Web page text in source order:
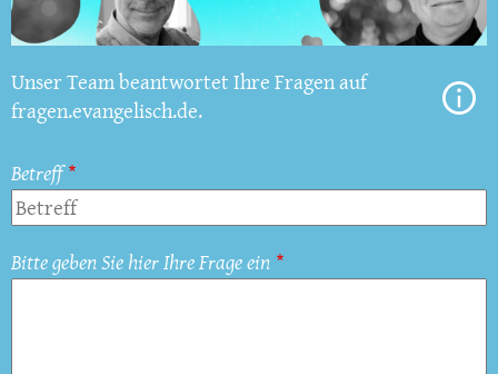
Unser Team beantwortet Ihre Fragen auf
fragen.evangelisch.de.
Betreff
Bitte geben Sie hier Ihre Frage ein